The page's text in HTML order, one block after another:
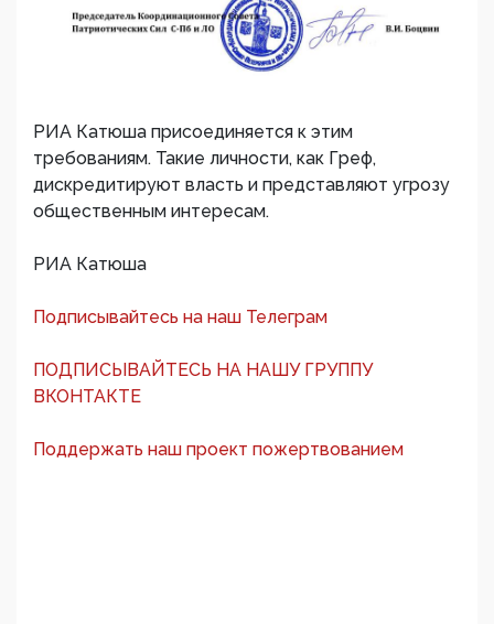
РИА Катюша присоединяется к этим
требованиям. Такие личности, как Греф,
дискредитируют власть и представляют угрозу
общественным интересам.
РИА Катюша
Подписывайтесь на наш Телеграм
ПОДПИСЫВАЙТЕСЬ НА НАШУ ГРУППУ
ВКОНТАКТЕ
Поддержать наш проект пожертвованием